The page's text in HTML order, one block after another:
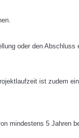
oder den Abschluss
ist zudem ein
mindestens 5 Jahren